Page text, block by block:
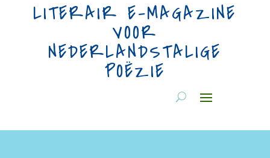
LITERAIR E-MAGAZINE
VOOR
NEDERLANDSTALIGE
POËZIE